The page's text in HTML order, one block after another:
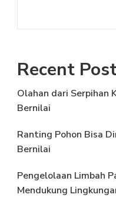
Recent
Olahan dari Serpihan
Bernilai
Ranting Pohon Bisa
Bernilai
Pengelolaan Limbah
Mendukung